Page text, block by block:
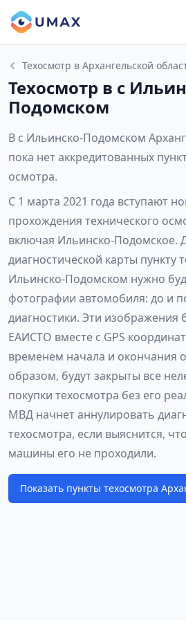
Техосмотр в Архангельской
Техосмотр в с
Подомском
В с Ильинско-Подомском
пока нет аккредитованных
осмотра.
С 1 марта 2021 года вступают
прохождения технического
включая Ильинско-Подомское.
диагностической карты пункту
Ильинско-Подомском нужно
фотографии автомобиля: до и
диагностики. Эти изображения
ЕАИСТО вместе с GPS
временем начала и окончания
образом, будут закрыты все
покупки техосмотра без его
МВД начнет аннулировать
техосмотра, если выяснится,
машины его не проходили.
Показать пункты техосмотра